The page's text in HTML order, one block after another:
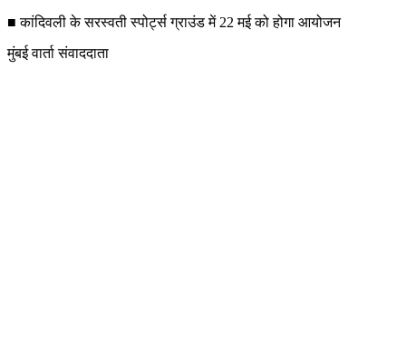
■ कांदिवली के सरस्वती स्पोर्ट्स ग्राउंड में 22 मई को होगा आयोजन
मुंबई वार्ता संवाददाता